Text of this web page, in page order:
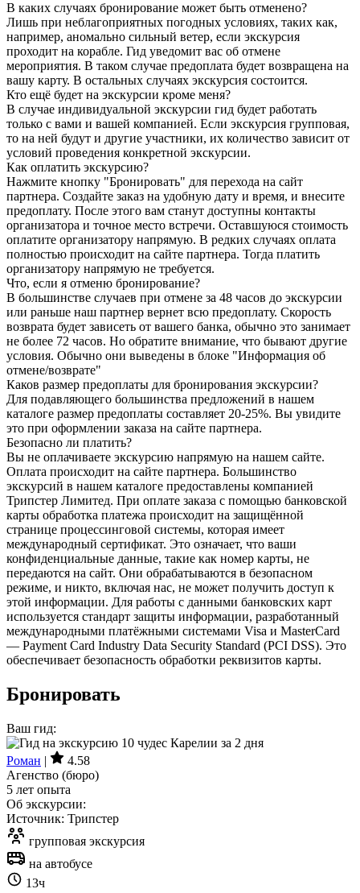
В каких случаях бронирование может быть отменено?
Лишь при неблагоприятных погодных условиях, таких как,
например, аномально сильный ветер, если экскурсия
проходит на корабле. Гид уведомит вас об отмене
мероприятия. В таком случае предоплата будет возвращена на
вашу карту. В остальных случаях экскурсия состоится.
Кто ещё будет на экскурсии кроме меня?
В случае индивидуальной экскурсии гид будет работать
только с вами и вашей компанией. Если экскурсия групповая,
то на ней будут и другие участники, их количество зависит от
условий проведения конкретной экскурсии.
Как оплатить экскурсию?
Нажмите кнопку "Бронировать" для перехода на сайт
партнера. Создайте заказ на удобную дату и время, и внесите
предоплату. После этого вам станут доступны контакты
организатора и точное место встречи. Оставшуюся стоимость
оплатите организатору напрямую. В редких случаях оплата
полностью происходит на сайте партнера. Тогда платить
организатору напрямую не требуется.
Что, если я отменю бронирование?
В большинстве случаев при отмене за 48 часов до экскурсии
или раньше наш партнер вернет всю предоплату. Скорость
возврата будет зависеть от вашего банка, обычно это занимает
не более 72 часов. Но обратите внимание, что бывают другие
условия. Обычно они выведены в блоке "Информация об
отмене/возврате"
Каков размер предоплаты для бронирования экскурсии?
Для подавляющего большинства предложений в нашем
каталоге размер предоплаты составляет 20-25%. Вы увидите
это при оформлении заказа на сайте партнера.
Безопасно ли платить?
Вы не оплачиваете экскурсию напрямую на нашем сайте.
Оплата происходит на сайте партнера. Большинство
экскурсий в нашем каталоге предоставлены компанией
Трипстер Лимитед. При оплате заказа с помощью банковской
карты обработка платежа происходит на защищённой
странице процессинговой системы, которая имеет
международный сертификат. Это означает, что ваши
конфиденциальные данные, такие как номер карты, не
передаются на сайт. Они обрабатываются в безопасном
режиме, и никто, включая нас, не может получить доступ к
этой информации. Для работы с данными банковских карт
используется стандарт защиты информации, разработанный
международными платёжными системами Visa и MasterCard
— Payment Card Industry Data Security Standard (PCI DSS). Это
обеспечивает безопасность обработки реквизитов карты.
Бронировать
Ваш гид:
Роман |
4.58
Агенство (бюро)
5 лет опыта
Об экскурсии:
Источник: Трипстер
групповая экскурсия
на автобусе
13ч